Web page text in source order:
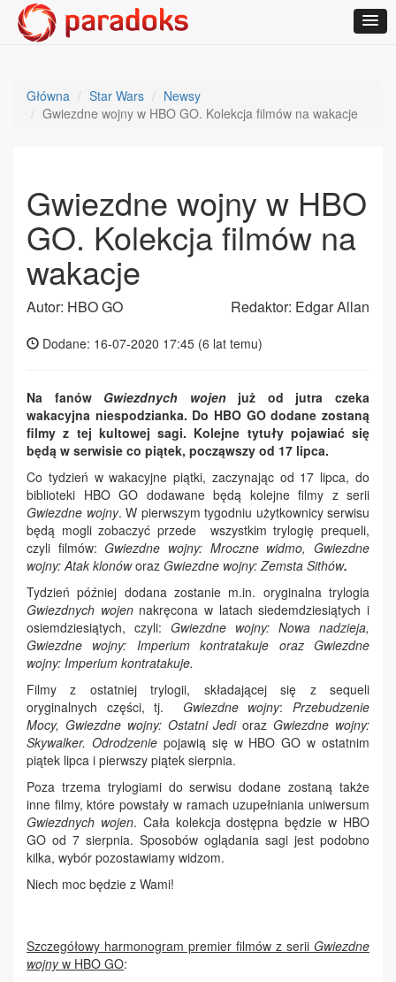
Główna Star Wars
Newsy
Gwiezdne wojny w HBO GO. Kolekcja filmów na wakacje
Gwiezdne wojny w HBO
GO. Kolekcja filmów na
wakacje
Autor: HBO GO Redaktor: Edgar Allan
Dodane: 16-07-2020 17:45 (6 lat temu)
Na fanów Gwiezdnych wojenjuż od jutra czeka
wakacyjna niespodzianka. Do HBO GO dodane zostaną
filmy z tej kultowej sagi. Kolejne tytuły pojawiać się
będą w serwisie co piątek, począwszy od 17 lipca.
Co tydzień w wakacyjne piątki, zaczynając od 17 lipca, do
biblioteki HBO GO dodawane będą kolejne filmy z serii
Gwiezdne wojny. W pierwszym tygodniu użytkownicy serwisu
będą mogli zobaczyć przede wszystkim trylogię prequeli,
czyli filmów:Gwiezdne wojny: Mroczne widmo, Gwiezdne
wojny: Atak klonóworaz Gwiezdne wojny: Zemsta Sithów.
Tydzień później dodana zostanie m.in. oryginalna trylogia
Gwiezdnych wojennakręcona w latach siedemdziesiątych i
osiemdziesiątych, czyli: Gwiezdne wojny: Nowa nadzieja,
Gwiezdne wojny: Imperium kontratakuje oraz Gwiezdne
wojny: Imperium kontratakuje.
Filmy z ostatniej trylogii, składającej się z sequeli
oryginalnych części, tj. Gwiezdne wojny:Przebudzenie
Mocy, Gwiezdne wojny: Ostatni JediorazGwiezdne wojny:
Skywalker. Odrodzeniepojawią się w HBO GO w ostatnim
piątek lipca i pierwszy piątek sierpnia.
Poza trzema trylogiami do serwisu dodane zostaną także
inne filmy, które powstały w ramach uzupełniania uniwersum
Gwiezdnych wojen. Cała kolekcja dostępna będzie w HBO
GO od 7 sierpnia. Sposobów oglądania sagi jest podobno
kilka, wybór pozostawiamy widzom.
Niech moc będzie z Wami!
Szczegółowy harmonogram premier filmów z serii Gwiezdne
wojnyw HBO GO: